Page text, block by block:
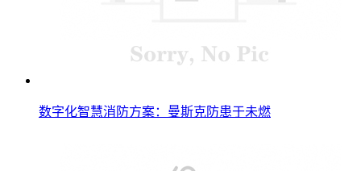
数字化智慧消防方案：曼斯克防患于未燃